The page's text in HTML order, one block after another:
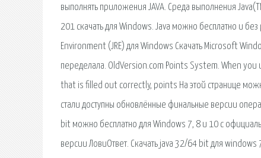
выполнять приложения JAVA. Среда выполнения
201 скачать для Windows. Java можно бесплатно и
Environment (JRE) для Windows Скачать Microsoft
переделала. OldVersion.com Points System. When
that is filled out correctly, points На этой странице
стали доступны обновлённые финальные версии
bit можно бесплатно для Windows 7, 8 и 10 с
версии ЛовиОтвет. Скачать java 32/64 bit для